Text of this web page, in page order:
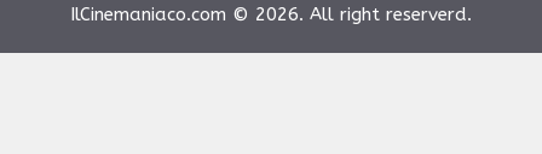
IlCinemaniaco.com © 2026. All right reserverd.